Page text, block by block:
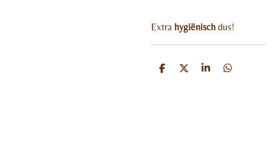
Extra hygiënisch dus!
D
D
S
D